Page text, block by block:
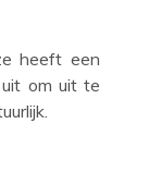
heeft een
om uit te